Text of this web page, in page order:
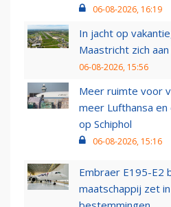
06-08-2026, 16:19
In jacht op
Maastricht zich
06-08-2026, 15:56
Meer ruimte voor
meer Lufthansa
op Schiphol
06-08-2026, 15:16
Embraer E195-E2
maatschappij zet